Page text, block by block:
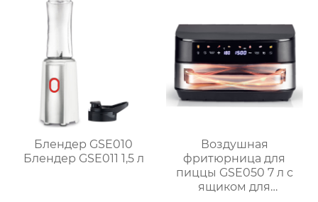
приготовления на
пару, варки, тушения и
жарки.
Блендер GSE010
Блендер GSE011 1,5 л
Воздушная
фритюрница для
пиццы GSE050 7 л с
ящиком для